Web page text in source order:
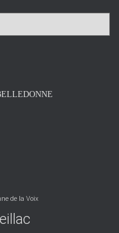
de la Voix